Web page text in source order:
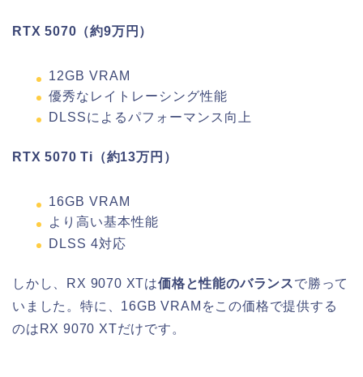
RTX 5070（約9万円）
12GB VRAM
優秀なレイトレーシング性能
DLSSによるパフォーマンス向上
RTX 5070 Ti（約13万円）
16GB VRAM
より高い基本性能
DLSS 4対応
しかし、RX 9070 XTは価格と性能のバランスで勝って
いました。特に、16GB VRAMをこの価格で提供する
のはRX 9070 XTだけです。